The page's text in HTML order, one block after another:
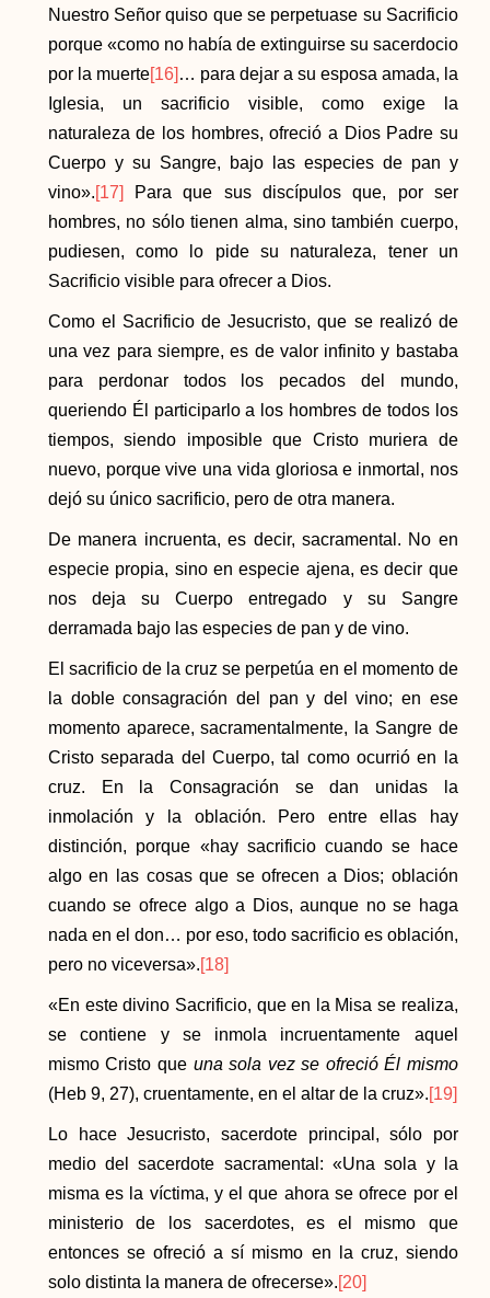
Nuestro Señor quiso que se perpetuase su Sacrificio
porque «como no había de extinguirse su sacerdocio
por la muerte[16] … para dejar a su esposa amada, la
Iglesia, un sacrificio visible, como exige la
naturaleza de los hombres, ofreció a Dios Padre su
Cuerpo y su Sangre, bajo las especies de pan y
vino».[17]
Para que sus discípulos que, por ser
hombres, no sólo tienen alma, sino también cuerpo,
pudiesen, como lo pide su naturaleza, tener un
Sacrificio visible para ofrecer a Dios.
Como el Sacrificio de Jesucristo, que se realizó de
una vez para siempre, es de valor infinito y bastaba
para perdonar todos los pecados del mundo,
queriendo Él participarlo a los hombres de todos los
tiempos, siendo imposible que Cristo muriera de
nuevo, porque vive una vida gloriosa e inmortal, nos
dejó su único sacrificio, pero de otra manera.
De manera incruenta, es decir, sacramental. No en
especie propia, sino en especie ajena, es decir que
nos deja su Cuerpo entregado y su Sangre
derramada bajo las especies de pan y de vino.
El sacrificio de la cruz se perpetúa en el momento de
la doble consagración del pan y del vino; en ese
momento aparece, sacramentalmente, la Sangre de
Cristo separada del Cuerpo, tal como ocurrió en la
cruz. En la Consagración se dan unidas la
inmolación y la oblación. Pero entre ellas hay
distinción, porque «hay sacrificio cuando se hace
algo en las cosas que se ofrecen a Dios; oblación
cuando se ofrece algo a Dios, aunque no se haga
nada en el don… por eso, todo sacrificio es oblación,
pero no viceversa».[18]
«En este divino Sacrificio, que en la Misa se realiza,
se contiene y se inmola incruentamente aquel
mismo Cristo que una sola vez se ofreció Él mismo
(Heb 9, 27), cruentamente, en el altar de la cruz».[19]
Lo hace Jesucristo, sacerdote principal, sólo por
medio del sacerdote sacramental: «Una sola y la
misma es la víctima, y el que ahora se ofrece por el
ministerio de los sacerdotes, es el mismo que
entonces se ofreció a sí mismo en la cruz, siendo
solo distinta la manera de ofrecerse».[20]